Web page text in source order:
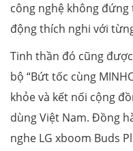
công nghệ không
động thích nghi với
Tinh thần đó cũng
bộ “Bứt tốc cùng
khỏe và kết nối cộng
dùng Việt Nam. Đồng
nghe LG xboom Buds